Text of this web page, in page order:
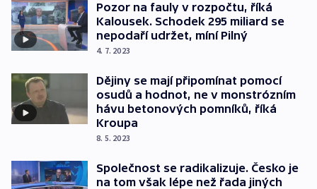
Pozor na fauly v rozpočtu, říká
Kalousek. Schodek 295 miliard se
nepodaří udržet, míní Pilný
4. 7. 2023
Dějiny se mají připomínat pomocí
osudů a hodnot, ne v monstrózním
hávu betonových pomníků, říká
Kroupa
8. 5. 2023
Společnost se radikalizuje. Česko je
na tom však lépe než řada jiných